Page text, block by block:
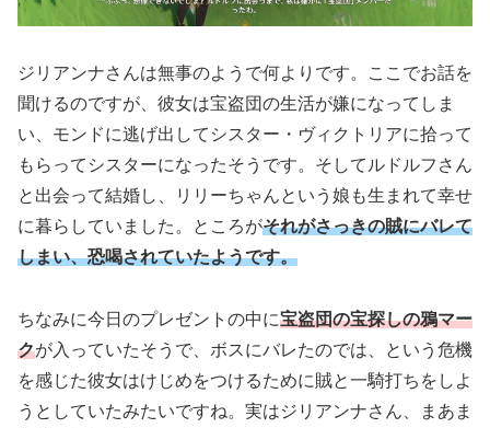
ジリアンナさんは無事のようで何よりです。ここでお話を
聞けるのですが、彼女は宝盗団の生活が嫌になってしま
い、モンドに逃げ出してシスター・ヴィクトリアに拾って
もらってシスターになったそうです。そしてルドルフさん
と出会って結婚し、リリーちゃんという娘も生まれて幸せ
に暮らしていました。ところがそれがさっきの賊にバレて
しまい、恐喝されていたようです。
ちなみに今日のプレゼントの中に宝盗団の宝探しの鴉マー
クが入っていたそうで、ボスにバレたのでは、という危機
を感じた彼女はけじめをつけるために賊と一騎打ちをしよ
うとしていたみたいですね。実はジリアンナさん、まあま